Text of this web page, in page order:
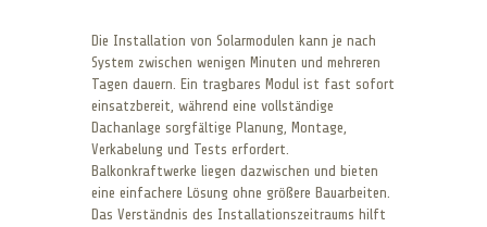
Die Installation von Solarmodulen kann je nach
System zwischen wenigen Minuten und mehreren
Tagen dauern. Ein tragbares Modul ist fast sofort
einsatzbereit, während eine vollständige
Dachanlage sorgfältige Planung, Montage,
Verkabelung und Tests erfordert.
Balkonkraftwerke liegen dazwischen und bieten
eine einfachere Lösung ohne größere Bauarbeiten.
Das Verständnis des Installationszeitraums hilft